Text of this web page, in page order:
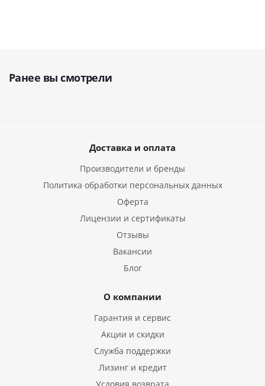
Ранее вы смотрели
Доставка и оплата
Производители и бренды
Политика обработки персональных данных
Оферта
Лицензии и сертификаты
Отзывы
Вакансии
Блог
О компании
Гарантия и сервис
Акции и скидки
Служба поддержки
Лизинг и кредит
Условия возврата